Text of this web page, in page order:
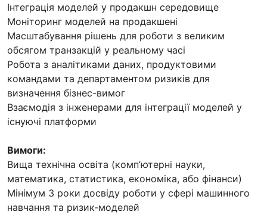
Інтеграція моделей у продакшн середовище
Моніторинг моделей на продакшені
Масштабування рішень для роботи з великим
обсягом транзакцій у реальному часі
Робота з аналітиками даних, продуктовими
командами та департаментом ризиків для
визначення бізнес-вимог
Взаємодія з інженерами для інтеграції моделей у
існуючі платформи
Вимоги:
Вища технічна освіта (комп’ютерні науки,
математика, статистика, економіка, або фінанси)
Мінімум 3 роки досвіду роботи у сфері машинного
навчання та ризик-моделей